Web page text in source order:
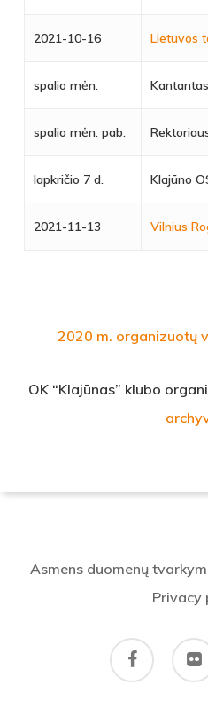
2021-10-16 Lietuvos
spalio mėn.
spalio mėn. pab.
lapkričio 7 d. Klajūno
2021-11-13 Vilnius
2020 m. organizuotų
OK “Klajūnas” klubo
Asmens duomenų
Privacy
facebook flickr